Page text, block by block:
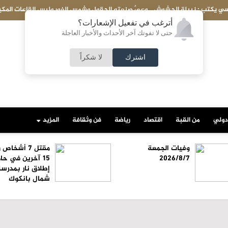
أترغب في تفعيل الإشعارات؟
حتى لا تفوتك آخر الأحداث والأخبار العاجلة
اشترك لا شكراً
الحقول وشمس الغور وليس القاعات المكيفة د.بشار المجالي يكتب :
من القبة اقتصاد رياضة فن وثقافة المزيد
وفيات الجمعة
2026/8/7
مقتل 7
15 آخرين في
إطلاق نار
شمال بانكوك